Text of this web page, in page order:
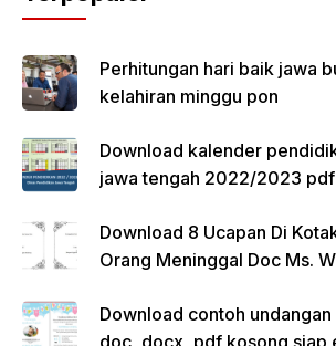
Perhitungan hari baik jawa
kelahiran minggu pon
Download kalender
jawa tengah 2022/2023 pdf
Download 8 Ucapan Di
Orang Meninggal Doc Ms.
Download contoh